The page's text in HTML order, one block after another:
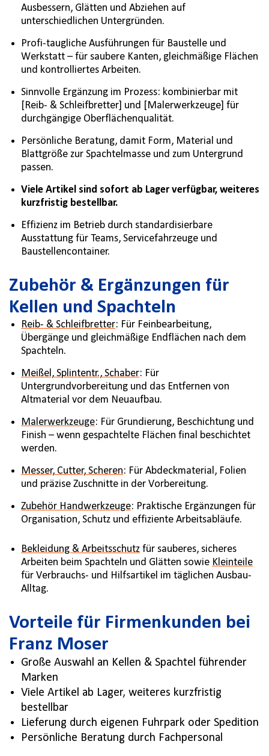
Ausbessern, Glätten und Abziehen auf
unterschiedlichen Untergründen.
Profi-taugliche Ausführungen für Baustelle und
Werkstatt – für saubere Kanten, gleichmäßige Flächen
und kontrolliertes Arbeiten.
Sinnvolle Ergänzung im Prozess: kombinierbar mit
[Reib- & Schleifbretter] und [Malerwerkzeuge] für
durchgängige Oberflächenqualität.
Persönliche Beratung, damit Form, Material und
Blattgröße zur Spachtelmasse und zum Untergrund
passen.
Viele Artikel sind sofort ab Lager verfügbar, weiteres
kurzfristig bestellbar.
Effizienz im Betrieb durch standardisierbare
Ausstattung für Teams, Servicefahrzeuge und
Baustellencontainer.
Zubehör & Ergänzungen für
Kellen und Spachteln
Reib- & Schleifbretter: Für Feinbearbeitung,
Übergänge und gleichmäßige Endflächen nach dem
Spachteln.
Meißel, Splintentr., Schaber: Für
Untergrundvorbereitung und das Entfernen von
Altmaterial vor dem Neuaufbau.
Malerwerkzeuge: Für Grundierung, Beschichtung und
Finish – wenn gespachtelte Flächen final beschichtet
werden.
Messer, Cutter, Scheren: Für Abdeckmaterial, Folien
und präzise Zuschnitte in der Vorbereitung.
Zubehör Handwerkzeuge: Praktische Ergänzungen für
Organisation, Schutz und effiziente Arbeitsabläufe.
Bekleidung & Arbeitsschutz für sauberes, sicheres
Arbeiten beim Spachteln und Glätten sowie Kleinteile
für Verbrauchs- und Hilfsartikel im täglichen Ausbau-
Alltag.
Vorteile für Firmenkunden bei
Franz Moser
Große Auswahl an Kellen & Spachtel führender
Marken
Viele Artikel ab Lager, weiteres kurzfristig
bestellbar
Lieferung durch eigenen Fuhrpark oder Spedition
Persönliche Beratung durch Fachpersonal